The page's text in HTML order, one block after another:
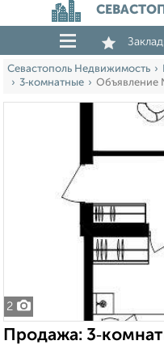
Севастополь Недвижимость
3‑комнатные
Объявление
2
Продажа: